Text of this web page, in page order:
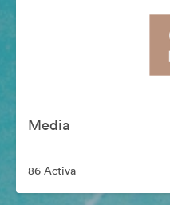
Media
86 Activa